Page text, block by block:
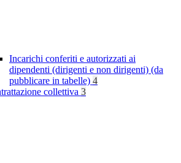
Incarichi conferiti e autorizzati ai
dipendenti (dirigenti e non dirigenti) (da
pubblicare in tabelle) 4
collettiva 3